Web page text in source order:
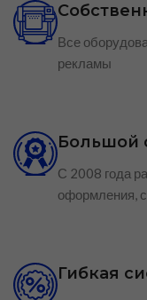
Все
рекламы
Большой
С 2008 года
оформления,
Гибкая